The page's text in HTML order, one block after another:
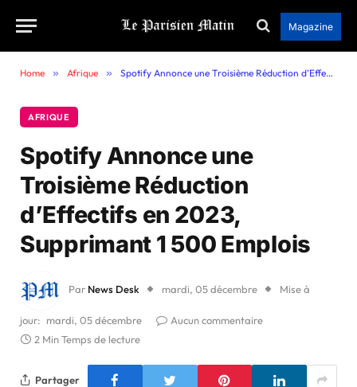
Magazine
Home » Afrique » Spotify Annonce une Troisième Réduction d’Effectifs en 2023, Supprimant 1 500 Emplois
AFRIQUE
Spotify Annonce une
Troisième Réduction
d’Effectifs en 2023,
Supprimant 1 500 Emplois
Par News Desk mardi, 05 décembre Mise à
jour: mardi, 05 décembre
Aucun commentaire
2 Min Temps de lecture
Partager